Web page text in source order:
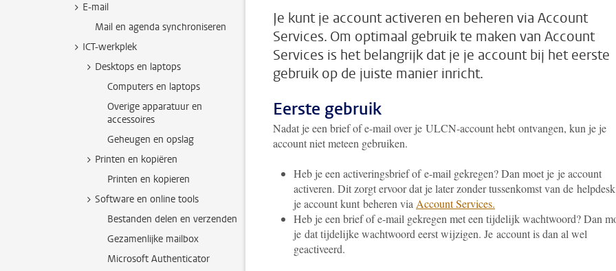
E-mail
Mail en agenda synchroniseren
ICT-werkplek
Desktops en laptops
Computers en laptops
Overige apparatuur en
accessoires
Geheugen en opslag
Printen en kopiëren
Printen en kopieren
Software en online tools
Bestanden delen en verzenden
Gezamenlijke mailbox
Microsoft Authenticator
Je kunt je account activeren en beheren via Account
Services. Om optimaal gebruik te maken van Account
Services is het belangrijk dat je je account bij het eerste
gebruik op de juiste manier inricht.
Eerste gebruik
Nadat je een brief of e-mail over je ULCN-account hebt ontvangen, kun je je
account niet meteen gebruiken.
Heb je een activeringsbrief of e-mail gekregen? Dan moet je je account
activeren. Dit zorgt ervoor dat je later zonder tussenkomst van de
je account kunt beheren via Account Services.
Heb je een brief of e-mail gekregen met een tijdelijk wachtwoord? Dan
je dat tijdelijke wachtwoord eerst wijzigen. Je account is dan al wel
geactiveerd.